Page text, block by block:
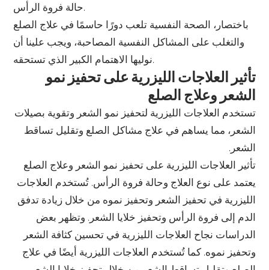
حالة فروة الرأس.
باختصار، الصحة النفسية تلعب دورًا حاسمًا في علاج الصلع
والتغلب على المشاكل النفسية المصاحبة، ويجب علينا أن
نوليها الاهتمام الكبير الذي تستحقه.
تأثير العلاجات الليزرية على تحفيز نمو
الشعر وعلاج الصلع
تستخدم العلاجات الليزرية لتحفيز نمو الشعر وتقوية بصيلات
الشعر، مما يساهم في علاج مشاكل الصلع وتقليل تساقط
الشعر.
تأثير العلاجات الليزرية على تحفيز نمو الشعر وعلاج الصلع
يعتمد على نوع العلاج وحالة فروة الرأس. تُستخدم العلاجات
الليزرية في تحفيز الشعر وتحفيز نموه من خلال زيادة تدفق
الدم إلى فروة الرأس وتحفيز خلايا الشعر. وتظهر بعض
الدراسات نجاح العلاجات الليزرية في تحسين كثافة الشعر
وتحفيز نموه. كما تُستخدم العلاجات الليزرية أيضًا في علاج